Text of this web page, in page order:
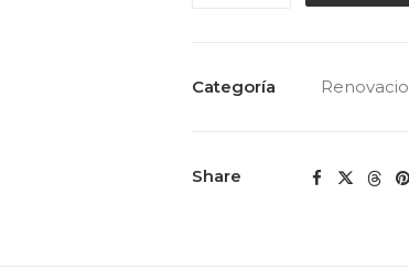
cantidad
Categoría
Share